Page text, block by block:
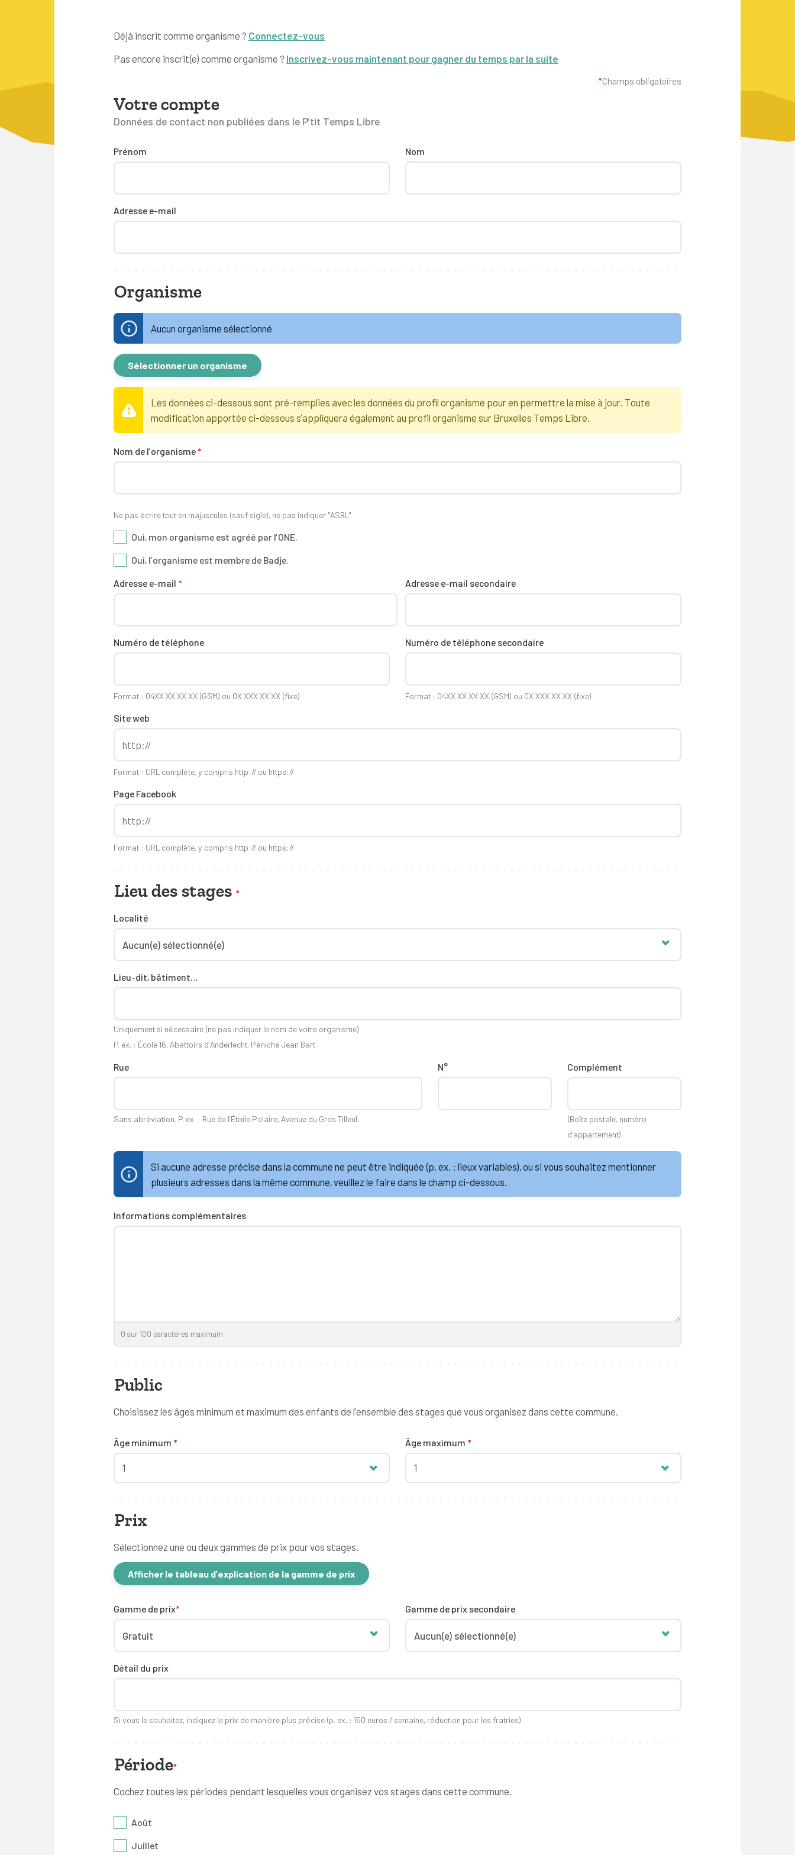
Déjà inscrit comme organisme ? Connectez-vous
Pas encore inscrit(e) comme organisme ? Inscrivez-vous maintenant pour gagner du temps par la suite
*Champs obligatoires
Votre compte
Données de contact non publiées dans le P’tit Temps Libre
Prénom Nom
Adresse e-mail
Organisme
Aucun organisme sélectionné
Sélectionner un organisme
Les données ci-dessous sont pré-remplies avec les données du profil organisme pour en permettre la mise à jour. Toute
modification apportée ci-dessous s’appliquera également au profil organisme sur Bruxelles Temps Libre.
Nom de l’organisme *
Ne pas écrire tout en majuscules (sauf sigle), ne pas indiquer "ASBL"
Oui, mon organisme est agréé par l’ONE.
Oui, l’organisme est membre de Badje.
Adresse e-mail * Adresse e-mail secondaire
Numéro de téléphone
Format : 04XX XX XX XX (GSM) ou 0X XXX XX XX (fixe)
Numéro de téléphone secondaire
Format : 04XX XX XX XX (GSM) ou 0X XXX XX XX (fixe)
Site web
Format : URL complète, y compris http:// ou https://
Page Facebook
Format : URL complète, y compris http:// ou https://
Lieu des stages *
Localité
Lieu-dit, bâtiment…
Uniquement si nécessaire (ne pas indiquer le nom de votre organisme)
P. ex. : École 16, Abattoirs d’Anderlecht, Péniche Jean Bart.
Rue
Sans abréviation. P. ex. : Rue de l’Étoile Polaire, Avenue du Gros Tilleul.
N° Complément
(Boîte postale, numéro
d’appartement)
Si aucune adresse précise dans la commune ne peut être indiquée (p. ex. : lieux variables), ou si vous souhaitez mentionner
plusieurs adresses dans la même commune, veuillez le faire dans le champ ci-dessous.
Informations complémentaires
0 sur100 caractères maximum
Public
Choisissez les âges minimum et maximum des enfants de l’ensemble des stages que vous organisez dans cette commune.
Âge minimum *
1
Âge maximum *
1
Prix
Sélectionnez une ou deux gammes de prix pour vos stages.
Afficher le tableau d’explication de la gamme de prix
Gamme de prix* Gamme de prix secondaire
Détail du prix
Si vous le souhaitez, indiquez le prix de manière plus précise (p. ex. : 150 euros / semaine, réduction pour les fratries).
Période*
Cochez toutes les périodes pendant lesquelles vous organisez vos stages dans cette commune.
Août
Juillet